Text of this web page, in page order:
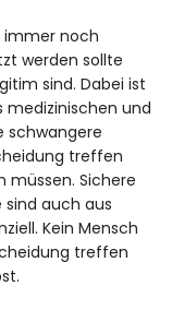
immer noch
werden sollte
sind. Dabei ist
medizinischen und
schwangere
treffen
Sichere
auch aus
Kein Mensch
treffen